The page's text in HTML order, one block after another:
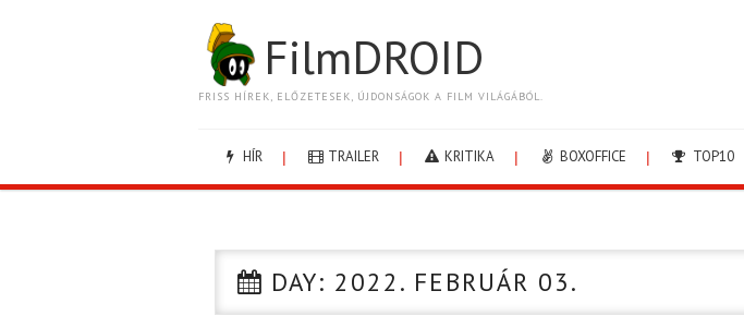
FilmDROID
FRISS HÍREK, ELŐZETESEK, ÚJDONSÁGOK A FILM VILÁGÁBÓL.
HÍR TRAILER KRITIKA BOXOFFICE TOP10
DAY: 2022. FEBRUÁR 03.